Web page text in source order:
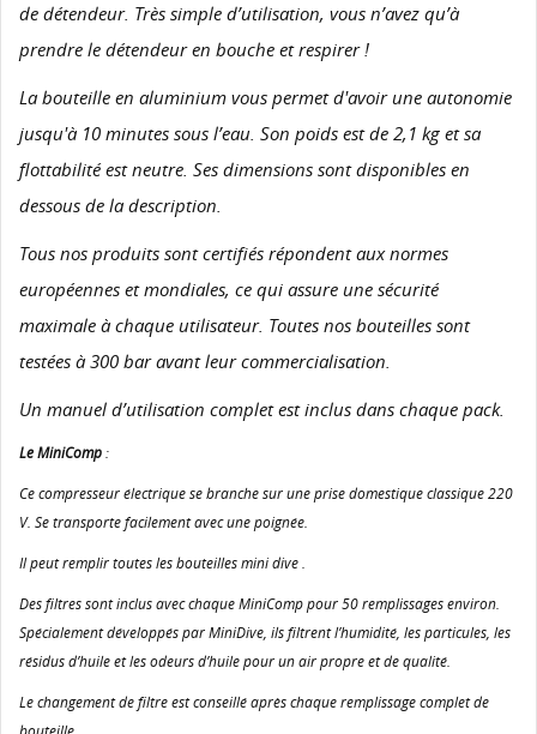
de détendeur. Très simple d’utilisation, vous n’avez qu’à
prendre le détendeur en bouche et respirer !
La bouteille en aluminium vous permet d'avoir une autonomie
jusqu'à 10 minutes sous l’eau. Son poids est de 2,1 kg et sa
flottabilité est neutre. Ses dimensions sont disponibles en
dessous de la description.
Tous nos produits sont certifiés répondent aux normes
européennes et mondiales, ce qui assure une sécurité
maximale à chaque utilisateur. Toutes nos bouteilles sont
testées à 300 bar avant leur commercialisation.
Un manuel d’utilisation complet est inclus dans chaque pack.
Le MiniComp:
Ce compresseur électrique se branche sur une prise domestique classique 220
V. Se transporte facilement avec une poignée.
Il peut remplir toutes les bouteilles mini dive .
Des filtres sont inclus avec chaque MiniComp pour 50 remplissages environ.
Spécialement développés par MiniDive, ils filtrent l’humidité, les particules, les
résidus d’huile et les odeurs d’huile pour un air propre et de qualité.
Le changement de filtre est conseillé après chaque remplissage complet de